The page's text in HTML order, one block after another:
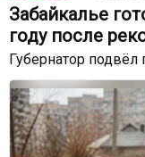
Забайкалье
году после
Губернатор